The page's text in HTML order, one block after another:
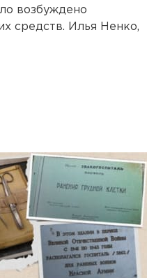
возбуждено
средств. Илья Ненко,